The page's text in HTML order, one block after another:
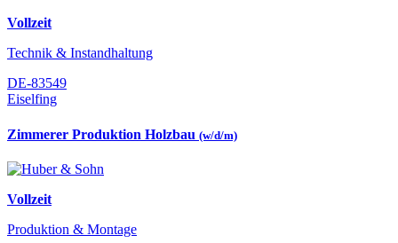
Vollzeit
Technik & Instandhaltung
DE-83549
Eiselfing
Zimmerer Produktion Holzbau (w/d/m)
Vollzeit
Produktion & Montage